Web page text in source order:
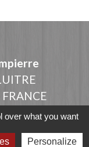
over what you want
Personalize